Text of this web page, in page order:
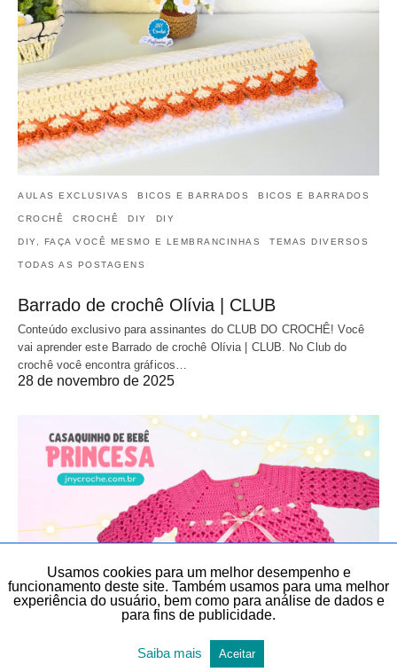
AULAS EXCLUSIVAS BICOS E BARRADOS BICOS E BARRADOS
CROCHÊ CROCHÊ DIY DIY
DIY, FAÇA VOCÊ MESMO E LEMBRANCINHAS TEMAS DIVERSOS
TODAS AS POSTAGENS
Barrado de crochê Olívia | CLUB
Conteúdo exclusivo para assinantes do CLUB DO CROCHÊ! Você
vai aprender este Barrado de crochê Olívia | CLUB. No Club do
crochê você encontra gráficos…
28 de novembro de 2025
MODA BEBÊ MODA INFANTIL
Usamos cookies para um melhor desempenho e
funcionamento deste site. Também usamos para uma melhor
experiência do usuário, bem como para análise de dados e
para fins de publicidade.
Saiba mais Aceitar